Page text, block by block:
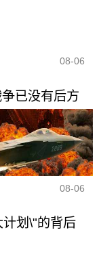
08-06
已没有后方
08-06
划\"的背后